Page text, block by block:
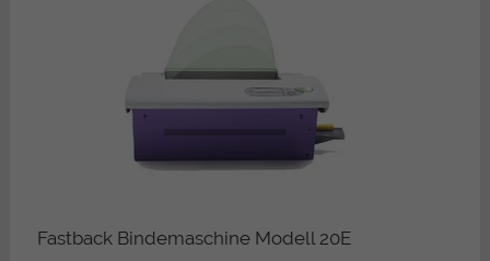
Fastback Bindemaschine Modell 20E